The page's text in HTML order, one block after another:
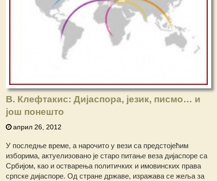
В. Клефтакис: Дијаспора, језик, писмо… и
још понешто
април 26, 2012
У последње време, а нарочито у вези са предстојећим
изборима, актуелизовано је старо питање веза дијаспоре са
Србијом, као и остварења политичких и имовинских права
српске дијаспоре. Од стране државе, изражава се жеља за